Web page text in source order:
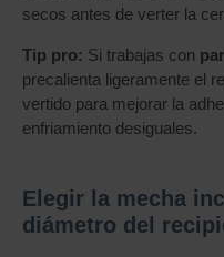
secos antes de verter la
Tip pro: Si trabajas con
precalienta ligeramente el
vertido para mejorar la
enfriamiento desiguales.
Elegir la mecha
diámetro del